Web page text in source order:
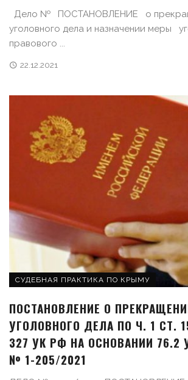
Дело № ПОСТАНОВЛЕНИЕ о
уголовного дела и назначении меры
правового ...
22.12.2021
СУДЕБНАЯ ПРАКТИКА ПО КРЫМУ
ПОСТАНОВЛЕНИЕ О
УГОЛОВНОГО ДЕЛА ПО Ч. 1 СТ.
327 УК РФ НА ОСНОВАНИИ 76.2
№ 1-205/2021